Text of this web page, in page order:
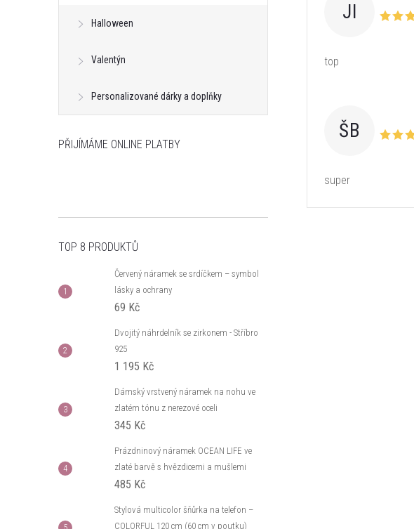
Halloween
Valentýn
Personalizované dárky a doplňky
PŘIJÍMÁME ONLINE PLATBY
TOP 8 PRODUKTŮ
Červený náramek se srdíčkem – symbol
lásky a ochrany
69 Kč
Dvojitý náhrdelník se zirkonem - Stříbro
925
1 195 Kč
Dámský vrstvený náramek na nohu ve
zlatém tónu z nerezové oceli
345 Kč
Prázdninový náramek OCEAN LIFE ve
zlaté barvě s hvězdicemi a mušlemi
485 Kč
Stylová multicolor šňůrka na telefon –
COLORFUL 120 cm (60 cm v poutku)
JI
top
ŠB
super